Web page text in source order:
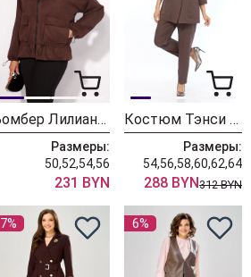
Бомбер Лилиана 1560 шоколад
Размеры:
50,52,54,56
231 BYN
Костюм Тэнси 416 шоколадный + бежевый
Размеры:
54,56,58,60,62,64
288 BYN312 BYN
7% 6%